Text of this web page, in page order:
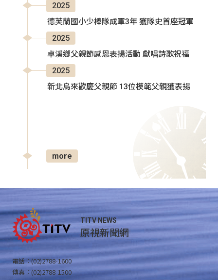
2025
德芙蘭國小少棒隊成軍3年 獲隊史首座冠軍
2025
卓溪鄉父親節感恩表揚活動 獻唱詩歌祝福
2025
新北烏來歡慶父親節 13位模範父親獲表揚
more
TITV NEWS
原視新聞網
電話：(02)2788-1600
傳真：(02)2788-1500